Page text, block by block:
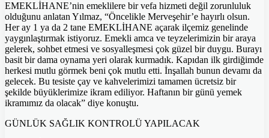
EMEKLİHANE’nin emeklilere bir vefa hizmeti değil zorunluluk
olduğunu anlatan Yılmaz, “Öncelikle Merveşehir’e hayırlı olsun.
Her ay 1 ya da 2 tane EMEKLİHANE açarak ilçemiz genelinde
yaygınlaştırmak istiyoruz. Emekli amca ve teyzelerimizin bir araya
gelerek, sohbet etmesi ve sosyalleşmesi çok güzel bir duygu. Burayı
basit bir dama oynama yeri olarak kurmadık. Kapıdan ilk girdiğimde
herkesi mutlu görmek beni çok mutlu etti. İnşallah bunun devamı da
gelecek. Bu tesiste çay ve kahvelerimizi tamamen ücretsiz bir
şekilde büyüklerimize ikram ediliyor. Haftanın bir günü yemek
ikramımız da olacak” diye konuştu.
GÜNLÜK SAĞLIK KONTROLÜ YAPILACAK